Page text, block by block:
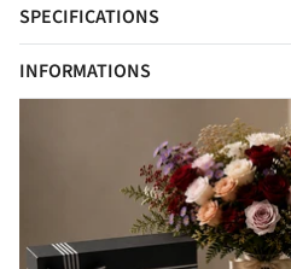
SPECIFICATIONS
INFORMATIONS